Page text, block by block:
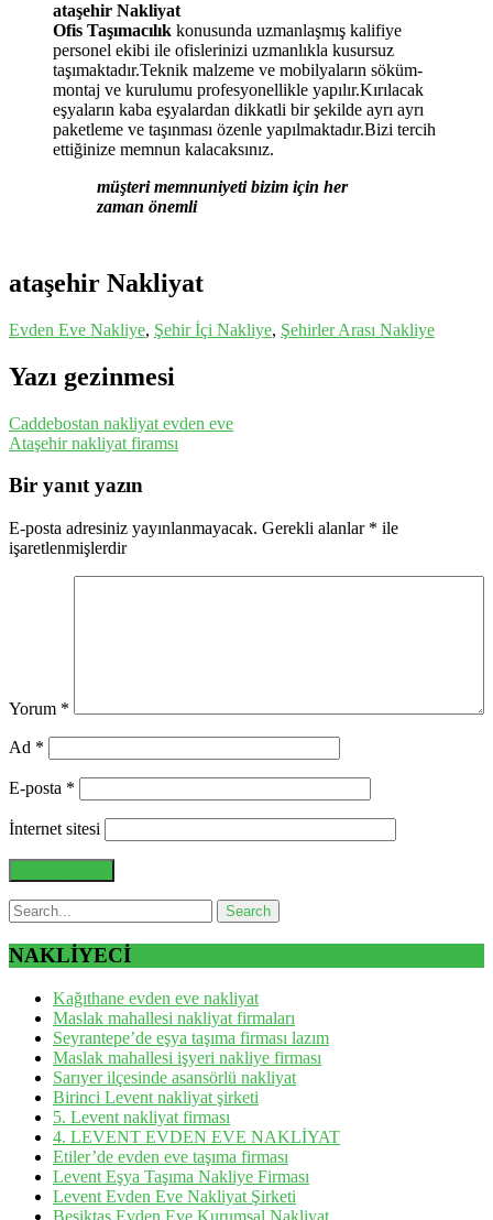
ataşehir Nakliyat
Ofis Taşımacılık konusunda uzmanlaşmış kalifiye
personel ekibi ile ofislerinizi uzmanlıkla kusursuz
taşımaktadır.Teknik malzeme ve mobilyaların söküm-
montaj ve kurulumu profesyonellikle yapılır.Kırılacak
eşyaların kaba eşyalardan dikkatli bir şekilde ayrı ayrı
paketleme ve taşınması özenle yapılmaktadır.Bizi tercih
ettiğinize memnun kalacaksınız.
müşteri memnuniyeti bizim için her
zaman önemli
ataşehir Nakliyat
Evden Eve Nakliye, Şehir İçi Nakliye, Şehirler Arası Nakliye
Yazı gezinmesi
Caddebostan nakliyat evden eve
Ataşehir nakliyat firamsı
Bir yanıt yazın
E-posta adresiniz yayınlanmayacak. Gerekli alanlar * ile
işaretlenmişlerdir
Yorum *
Ad *
E-posta *
İnternet sitesi
NAKLİYECİ
Kağıthane evden eve nakliyat
Maslak mahallesi nakliyat firmaları
Seyrantepe’de eşya taşıma firması lazım
Maslak mahallesi işyeri nakliye firması
Sarıyer ilçesinde asansörlü nakliyat
Birinci Levent nakliyat şirketi
5. Levent nakliyat firması
4. LEVENT EVDEN EVE NAKLİYAT
Etiler’de evden eve taşıma firması
Levent Eşya Taşıma Nakliye Firması
Levent Evden Eve Nakliyat Şirketi
Beşiktaş Evden Eve Kurumsal Nakliyat